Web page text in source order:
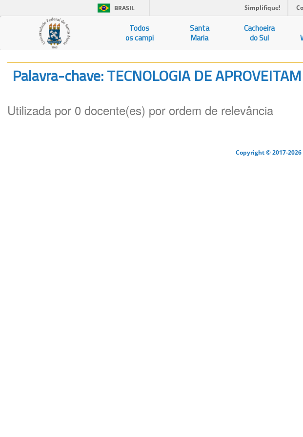
BRASIL Simplifique!
Todos
os campi
Santa
Maria
Cachoeira
do Sul
Palavra-chave: TECNOLOGIA DE
Utilizada por 0 docente(es) por ordem de relevância
Copyright © 2017-2026